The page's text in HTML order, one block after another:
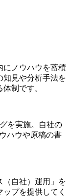
にノウハウを蓄積
知見や分析手法を
制です。
を実施。自社の
ハウや原稿の書
（自社）運用」を
プを提供してく